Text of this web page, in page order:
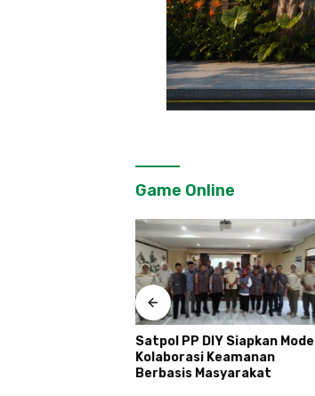
Game Online
Satpol PP DIY Siapkan Model
Kolaborasi Keamanan
Berbasis Masyarakat